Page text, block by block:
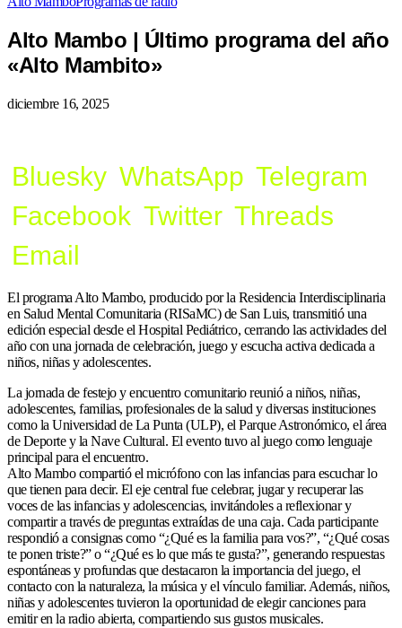
Alto Mambo | Último programa del año
«Alto Mambito»
diciembre 16, 2025
Bluesky WhatsApp Telegram
Facebook Twitter Threads
Email
El programa Alto Mambo, producido por la Residencia Interdisciplinaria
en Salud Mental Comunitaria (RISaMC) de San Luis, transmitió una
edición especial desde el Hospital Pediátrico, cerrando las actividades del
año con una jornada de celebración, juego y escucha activa dedicada a
niños, niñas y adolescentes.
La jornada de festejo y encuentro comunitario reunió a niños, niñas,
adolescentes, familias, profesionales de la salud y diversas instituciones
como la Universidad de La Punta (ULP), el Parque Astronómico, el área
de Deporte y la Nave Cultural. El evento tuvo al juego como lenguaje
principal para el encuentro.
Alto Mambo compartió el micrófono con las infancias para escuchar lo
que tienen para decir. El eje central fue celebrar, jugar y recuperar las
voces de las infancias y adolescencias, invitándoles a reflexionar y
compartir a través de preguntas extraídas de una caja. Cada participante
respondió a consignas como “¿Qué es la familia para vos?”, “¿Qué cosas
te ponen triste?” o “¿Qué es lo que más te gusta?”, generando respuestas
espontáneas y profundas que destacaron la importancia del juego, el
contacto con la naturaleza, la música y el vínculo familiar. Además, niños,
niñas y adolescentes tuvieron la oportunidad de elegir canciones para
emitir en la radio abierta, compartiendo sus gustos musicales.